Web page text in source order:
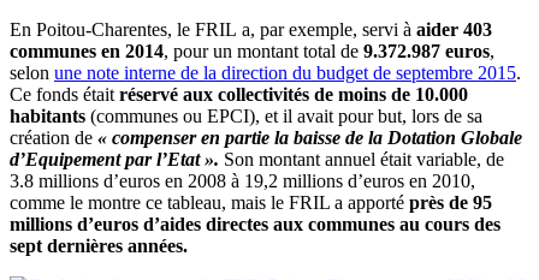
En Poitou-Charentes, le FRIL a, par exemple, servi à aider 403
communes en 2014, pour un montant total de 9.372.987 euros,
selon une note interne de la direction du budget de septembre 2015.
Ce fonds était réservé aux collectivités de moins de 10.000
habitants (communes ou EPCI), et il avait pour but, lors de sa
création de « compenser en partie la baisse de la Dotation Globale
d’Equipement par l’Etat ». Son montant annuel était variable, de
3.8 millions d’euros en 2008 à 19,2 millions d’euros en 2010,
comme le montre ce tableau, mais le FRIL a apporté près de 95
millions d’euros d’aides directes aux communes au cours des
sept dernières années.